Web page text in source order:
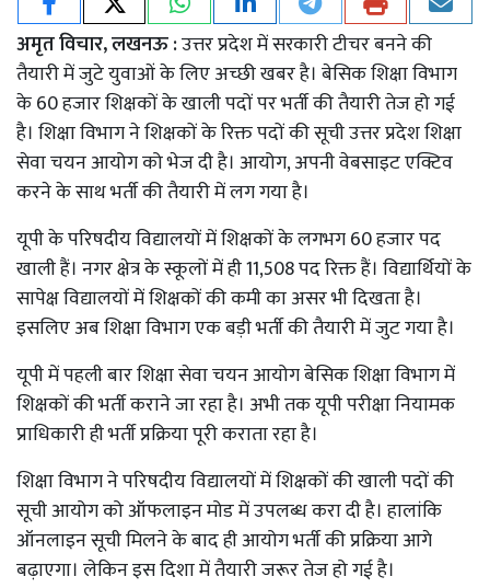
अमृत विचार, लखनऊ :उत्तर प्रदेश में सरकारी टीचर बनने की
तैयारी में जुटे युवाओं के लिए अच्छी खबर है। बेसिक शिक्षा विभाग
के 60 हजार शिक्षकों के खाली पदों पर भर्ती की तैयारी तेज हो गई
है। शिक्षा विभाग ने शिक्षकों के रिक्त पदों की सूची उत्तर प्रदेश शिक्षा
सेवा चयन आयोग को भेज दी है। आयोग, अपनी वेबसाइट एक्टिव
करने के साथ भर्ती की तैयारी में लग गया है।
यूपी के परिषदीय विद्यालयों में शिक्षकों के लगभग 60 हजार पद
खाली हैं। नगर क्षेत्र के स्कूलों में ही 11,508 पद रिक्त हैं। विद्यार्थियों के
सापेक्ष विद्यालयों में शिक्षकों की कमी का असर भी दिखता है।
इसलिए अब शिक्षा विभाग एक बड़ी भर्ती की तैयारी में जुट गया है।
यूपी में पहली बार शिक्षा सेवा चयन आयोग बेसिक शिक्षा विभाग में
शिक्षकों की भर्ती कराने जा रहा है। अभी तक यूपी परीक्षा नियामक
प्राधिकारी ही भर्ती प्रक्रिया पूरी कराता रहा है।
शिक्षा विभाग ने परिषदीय विद्यालयों में शिक्षकों की खाली पदों की
सूची आयोग को ऑफलाइन मोड में उपलब्ध करा दी है। हालांकि
ऑनलाइन सूची मिलने के बाद ही आयोग भर्ती की प्रक्रिया आगे
बढ़ाएगा। लेकिन इस दिशा में तैयारी जरूर तेज हो गई है।